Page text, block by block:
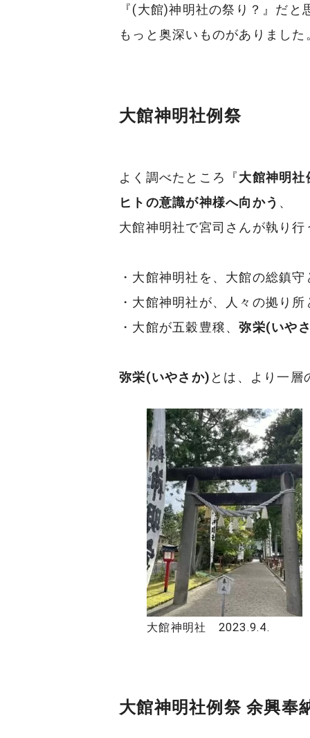
『(大館)神明社の祭り？』だと
もっと奥深いものがありました
大館神明社例祭
よく調べたところ『大館神明社
ヒトの意識が神様へ向かう 、
大館神明社で宮司さんが執り
・大館神明社を、大館の総鎮
・大館神明社が、人々の拠り
・大館が五穀豊穣、弥栄(いや
弥栄(いやさか) とは、より一層
大館神明社 2023.9.4.
大館神明社例祭 余興奉